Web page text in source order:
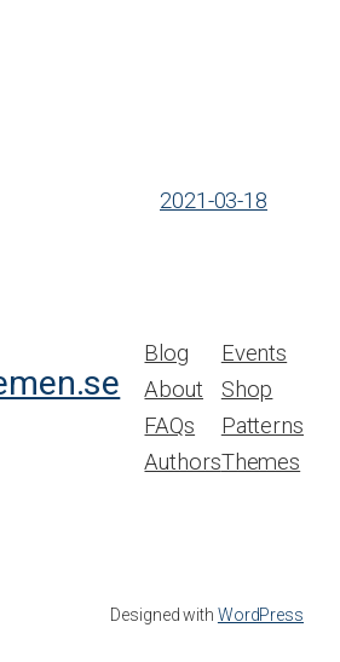
2021-03-18
Blog
About
FAQs
Authors
Events
Shop
Patterns
Themes
Designed with WordPress